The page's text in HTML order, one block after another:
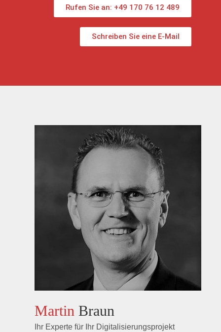
Rufen Sie an: +49 170 76 12 489
Schreiben Sie eine E-Mail
Martin Braun
Ihr Experte für Ihr Digitalisierungsprojekt